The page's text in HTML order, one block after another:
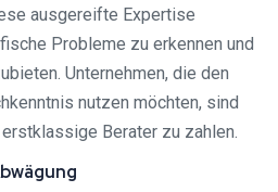
ausgereifte Expertise
Probleme zu erkennen und
Unternehmen, die den
nutzen möchten, sind
Berater zu zahlen.